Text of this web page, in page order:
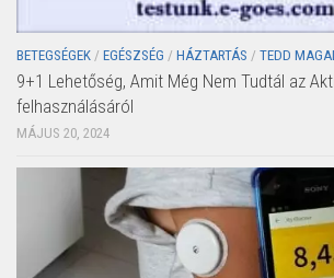
BETEGSÉGEK / EGÉSZSÉG / HÁZTARTÁS / TEDD
9+1 Lehetőség, Amit Még Nem Tudtál az
felhasználásáról
MÁJUS 20, 2024